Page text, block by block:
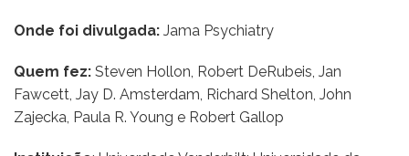
Onde foi divulgada: Jama Psychiatry
Quem fez: Steven Hollon, Robert DeRubeis, Jan
Fawcett, Jay D. Amsterdam, Richard Shelton, John
Zajecka, Paula R. Young e Robert Gallop